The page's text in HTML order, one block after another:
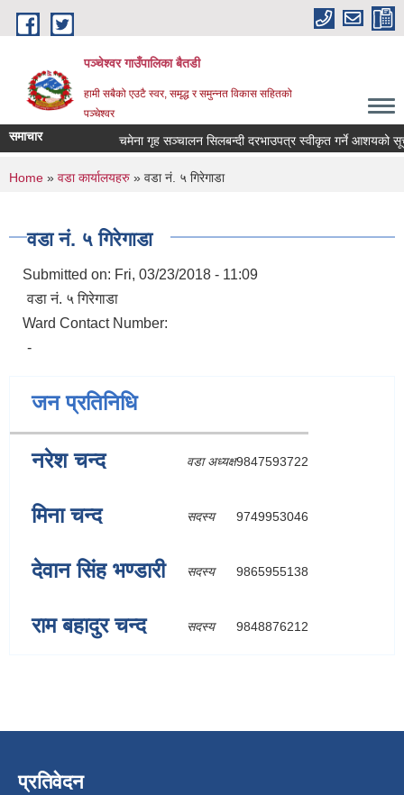
Skip to main content
पञ्चेश्वर गाउँपालिका बैतडी
हामी सबैको एउटै स्वर, समृद्ध र समुन्नत विकास सहितको
पञ्चेश्वर
समाचार चमेना गृह सञ्‍चालन सिलबन्दी दरभाउपत्र स्वीकृत गर्ने आशयको
You are here
Home » वडा कार्यालयहरु » वडा नं. ५ गिरेगाडा
वडा नं. ५ गिरेगाडा
Submitted on: Fri, 03/23/2018 - 11:09
वडा नं. ५ गिरेगाडा
Ward Contact Number:
-
जन प्रतिनिधि
नरेश चन्द वडा अध्यक्ष9847593722
मिना चन्द सदस्य 9749953046
देवान सिंह भण्डारी सदस्य 9865955138
राम बहादुर चन्द सदस्य 9848876212
प्रतिवेदन